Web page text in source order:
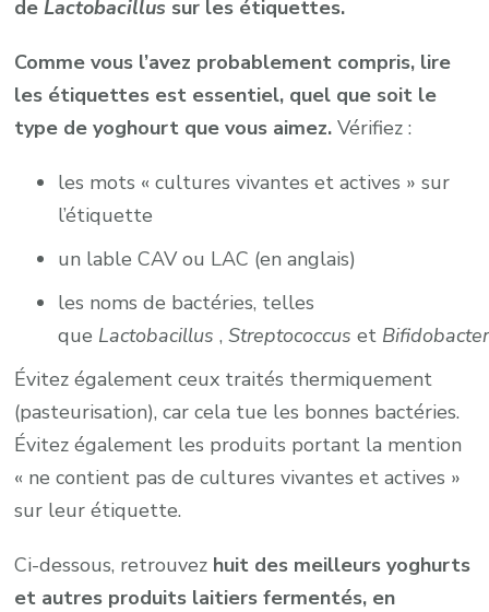
deLactobacillus sur les étiquettes.
Comme vous l’avez probablement compris, lire
les étiquettes est essentiel, quel que soit le
type de yoghourt que vous aimez.Vérifiez :
les mots « cultures vivantes et actives » sur
l’étiquette
un lable CAV ou LAC (en anglais)
les noms de bactéries, telles
que Lactobacillus ,Streptococcus et
Évitez également ceux traités thermiquement
(pasteurisation), car cela tue les bonnes bactéries.
Évitez également les produits portant la mention
« ne contient pas de cultures vivantes et actives »
sur leur étiquette.
Ci-dessous, retrouvez huit des meilleurs yoghurts
et autres produits laitiers fermentés, en